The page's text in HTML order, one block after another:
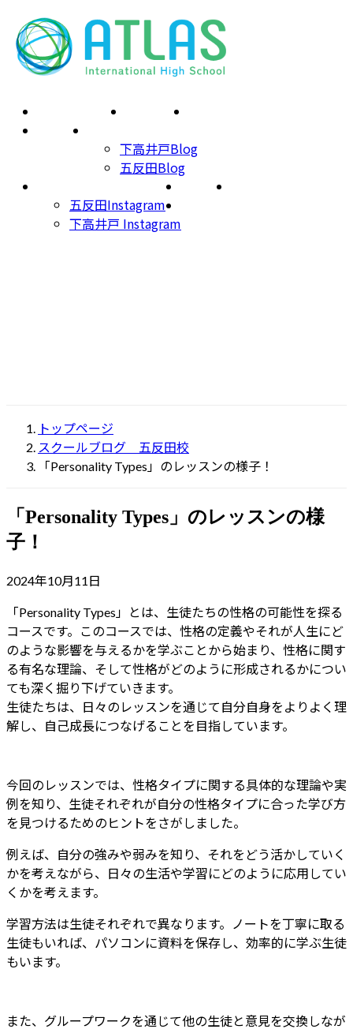
ン
テ
ビ
ゲ
スクールの特長 プログラム
お知らせ
下高井戸Blog
五反田Blog
五反田Instagram
下高井戸 Instagram
学校概要
トップページ
スクールブログ 五反田校
「Personality Types」のレッスンの様子！
「Personality Types」のレッスンの様
子！
2024年10月11日
「Personality Types」とは、生徒たちの性格の可能性を探る
コースです。このコースでは、性格の定義やそれが人生にど
のような影響を与えるかを学ぶことから始まり、性格に関す
る有名な理論、そして性格がどのように形成されるかについ
ても深く掘り下げていきます。
生徒たちは、日々のレッスンを通じて自分自身をよりよく理
解し、自己成長につなげることを目指しています。
今回のレッスンでは、性格タイプに関する具体的な理論や実
例を知り、生徒それぞれが自分の性格タイプに合った学び方
を見つけるためのヒントをさがしました。
例えば、自分の強みや弱みを知り、それをどう活かしていく
かを考えながら、日々の生活や学習にどのように応用してい
くかを考えます。
学習方法は生徒それぞれで異なります。ノートを丁寧に取る
生徒もいれば、パソコンに資料を保存し、効率的に学ぶ生徒
もいます。
また、グループワークを通じて他の生徒と意見を交換しなが